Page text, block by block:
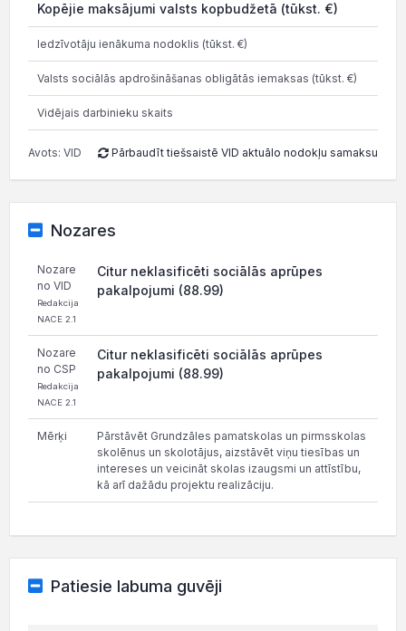
Kopējie maksājumi valsts kopbudžetā (tūkst. €)
Iedzīvotāju ienākuma nodoklis (tūkst. €)
Valsts sociālās apdrošināšanas obligātās iemaksas (tūkst. €)
Vidējais darbinieku skaits
Avots: VID Pārbaudīt tiešsaistē VID aktuālo nodokļu samaksu
Nozares
Nozare
no VID
Redakcija
NACE 2.1
Citur neklasificēti sociālās aprūpes
pakalpojumi (88.99)
Nozare
no CSP
Redakcija
NACE 2.1
Citur neklasificēti sociālās aprūpes
pakalpojumi (88.99)
Mērķi
Pārstāvēt Grundzāles pamatskolas un pirmsskolas
skolēnus un skolotājus, aizstāvēt viņu tiesības un
intereses un veicināt skolas izaugsmi un attīstību,
kā arī dažādu projektu realizāciju.
Patiesie labuma guvēji